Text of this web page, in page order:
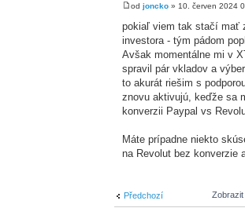
od joncko » 10. červen 2024
pokiaľ viem tak stačí mať
investora - tým pádom
Avšak momentálne mi v
spravil pár vkladov a
to akurát riešim s
znovu aktivujú, keďže sa
konverzii Paypal vs
Máte prípadne niekto
na Revolut bez konverzie
Předchozí